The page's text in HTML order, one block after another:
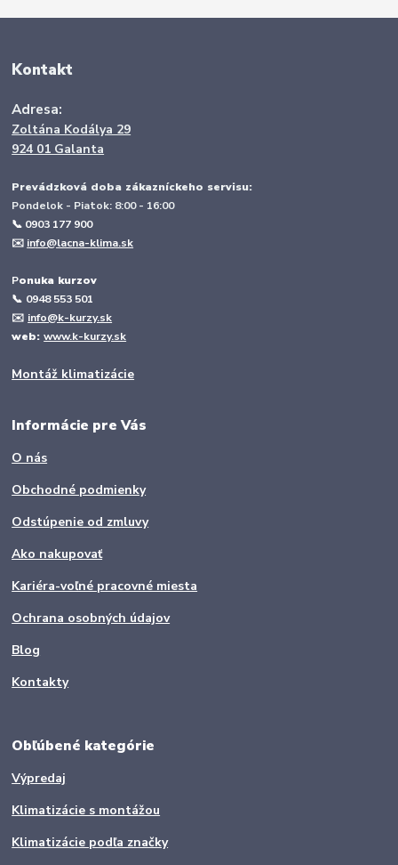
Kontakt
Adresa:
Zoltána Kodálya 29
924 01 Galanta
Prevádzková doba zákazníckeho servisu:
Pondelok - Piatok: 8:00 - 16:00
📞 0903 177 900
✉️ info@lacna-klima.sk
Ponuka kurzov
📞 0948 553 501
✉️ info@k-kurzy.sk
web:www.k-kurzy.sk
Montáž klimatizácie
Informácie pre Vás
O nás
Obchodné podmienky
Odstúpenie od zmluvy
Ako nakupovať
Kariéra-voľné pracovné miesta
Ochrana osobných údajov
Blog
Kontakty
Obľúbené kategórie
Výpredaj
Klimatizácie s montážou
Klimatizácie podľa značky